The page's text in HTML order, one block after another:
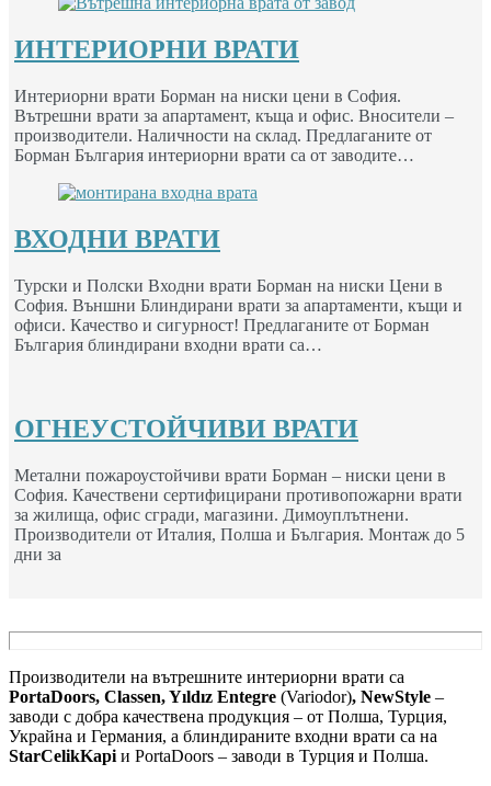
ИНТЕРИОРНИ ВРАТИ
Интериорни врати Борман на ниски цени в София.
Вътрешни врати за апартамент, къща и офис. Вносители –
производители. Наличности на склад. Предлаганите от
Борман България интериорни врати са от заводите…
ВХОДНИ ВРАТИ
Турски и Полски Входни врати Борман на ниски Цени в
София. Външни Блиндирани врати за апартаменти, къщи и
офиси. Качество и сигурност! Предлаганите от Борман
България блиндирани входни врати са…
ОГНЕУСТОЙЧИВИ ВРАТИ
Метални пожароустойчиви врати Борман – ниски цени в
София. Качествени сертифицирани противопожарни врати
за жилища, офис сгради, магазини. Димоуплътнени.
Производители от Италия, Полша и България. Монтаж до 5
дни за
Производители на вътрешните интериорни врати са
PortaDoors, Classen, Yıldız Entegre (Variodor), NewStyle –
заводи с добра качествена продукция – от Полша, Турция,
Украйна и Германия, а блиндираните входни врати са на
StarCelikKapi и PortaDoors – заводи в Турция и Полша.